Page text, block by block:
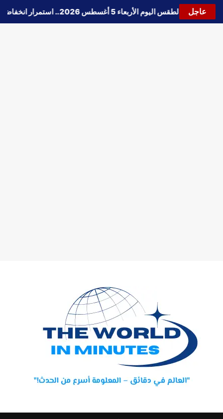
عاجل🔵 حالة الطقس اليوم الأربعاء 5 أغسطس 2026.. استمرار انخفاض الحرارة وتحذيرات من الشبورة واضطراب الملاحة